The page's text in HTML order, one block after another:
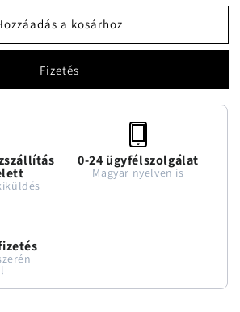
a kosárhoz
Fizetés
0-24 ügyfélszolgálat
Magyar nyelven is